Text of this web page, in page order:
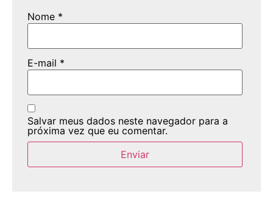
Nome *
E-mail *
Salvar meus dados neste navegador para a
próxima vez que eu comentar.